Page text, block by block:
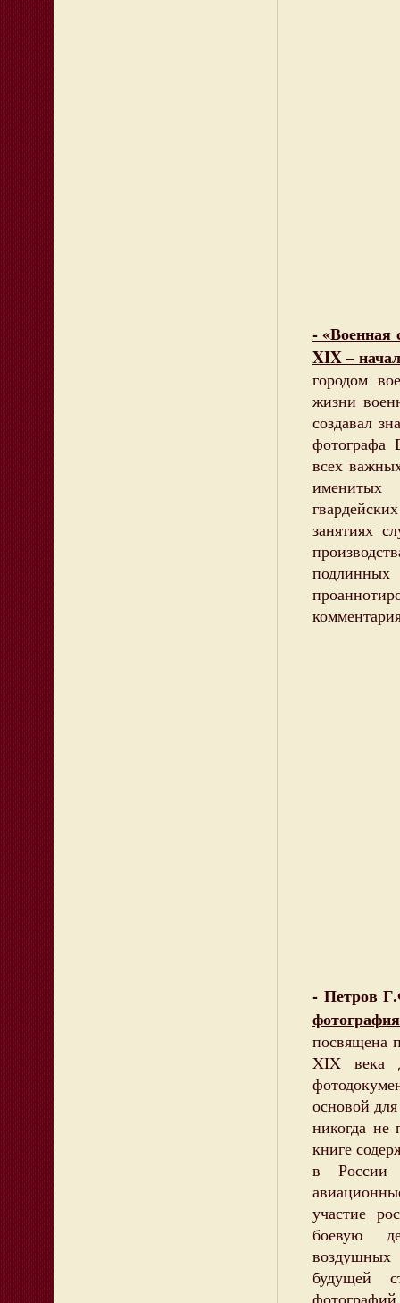
- «Военная
XIX –
городом
жизни
создавал
фотографа
всех
именитых
занятиях
- Петров
посвящена
XIX века
основой
никогда не
книге
в России
участие
боевую
воздушных
будущей
фотографий.